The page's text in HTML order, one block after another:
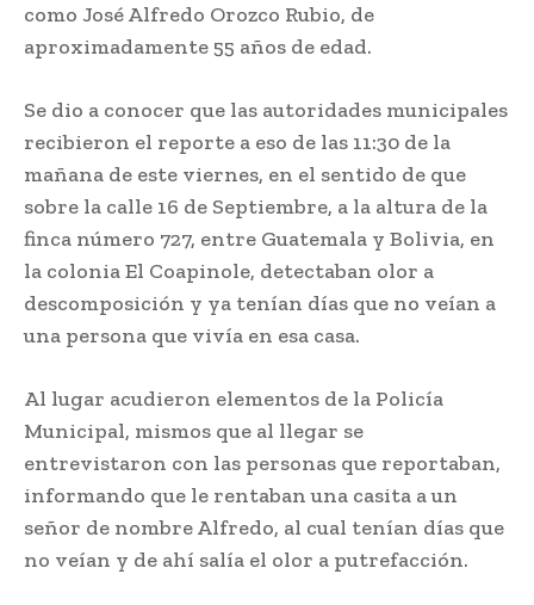
como José Alfredo Orozco Rubio, de
aproximadamente 55 años de edad.
Se dio a conocer que las autoridades municipales
recibieron el reporte a eso de las 11:30 de la
mañana de este viernes, en el sentido de que
sobre la calle 16 de Septiembre, a la altura de la
finca número 727, entre Guatemala y Bolivia, en
la colonia El Coapinole, detectaban olor a
descomposición y ya tenían días que no veían a
una persona que vivía en esa casa.
Al lugar acudieron elementos de la Policía
Municipal, mismos que al llegar se
entrevistaron con las personas que reportaban,
informando que le rentaban una casita a un
señor de nombre Alfredo, al cual tenían días que
no veían y de ahí salía el olor a putrefacción.